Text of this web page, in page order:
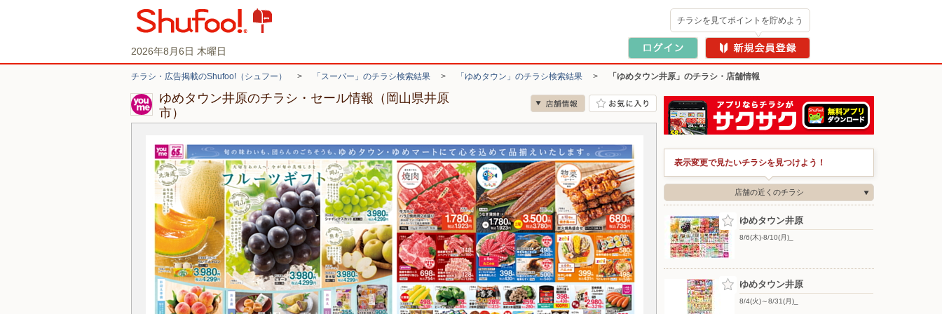
2026年8月6日 木曜日
チラシを見てポイントを貯めよう
チラシ・広告掲載のShufoo!（シュフー） > 「スーパー」のチラシ検索結果 > 「ゆめタウン」のチラシ検索結果 > 「ゆめタウン井原」のチラシ・店舗情報
ゆめタウン井原のチラシ・セール情報（岡山県井原
市）
表示変更で見たいチラシを見つけよう！
店舗の近くのチラシ
ゆめタウン井原
8/6(木)-8/10(月)_
ゆめタウン井原
8/4(火)～8/31(月)_